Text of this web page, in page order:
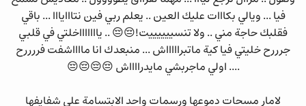
فيا ... ويالي بكااات عليك العين .. يعلم ربي فين نتااايااا ... باقي
فقلبك حاجة مني .. ولا تنسييييييت!😔😔 .. ياااااااخلتي في قلبي
جرررح خليتي فيا كية ماتبراااااش ... منبعدك انا مااااشفت فررررح
.... اولي ماجربشي مايدرااااش 😔😔😔😔
لامار مسحات دموعها ورسمات واحد الابتسامة على شفايفها